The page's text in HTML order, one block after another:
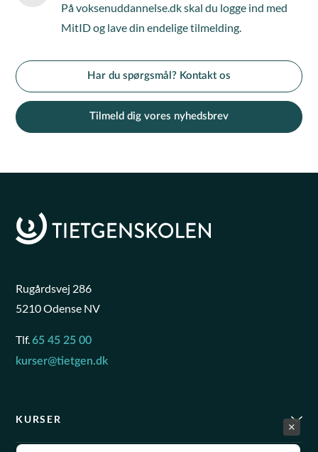
På voksenuddannelse.dk skal du logge ind med
MitID og lave din endelige tilmelding.
Har du spørgsmål? Kontakt os
Tilmeld dig vores nyhedsbrev
Rugårdsvej 286
5210 Odense NV
Tlf.65 45 25 00
kurser@tietgen.dk
KURSER